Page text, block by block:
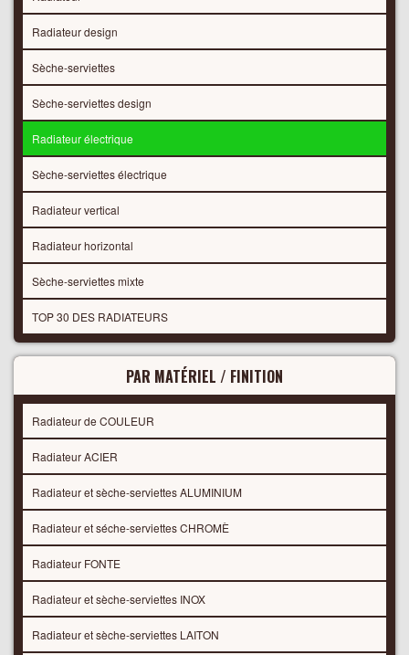
Radiateur design
Sèche-serviettes
Sèche-serviettes design
Radiateur électrique
Sèche-serviettes électrique
Radiateur vertical
Radiateur horizontal
Sèche-serviettes mixte
TOP 30 DES RADIATEURS
PAR MATÉRIEL / FINITION
Radiateur de COULEUR
Radiateur ACIER
Radiateur et sèche-serviettes ALUMINIUM
Radiateur et séche-serviettes CHROMÈ
Radiateur FONTE
Radiateur et sèche-serviettes INOX
Radiateur et sèche-serviettes LAITON